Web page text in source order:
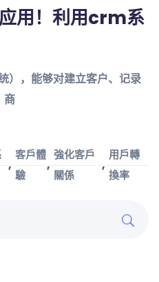
用！利用crm系
），能够对建立客户、记录
商
,
客戶體
驗
,
強化客戶
關係
,
用戶轉
換率